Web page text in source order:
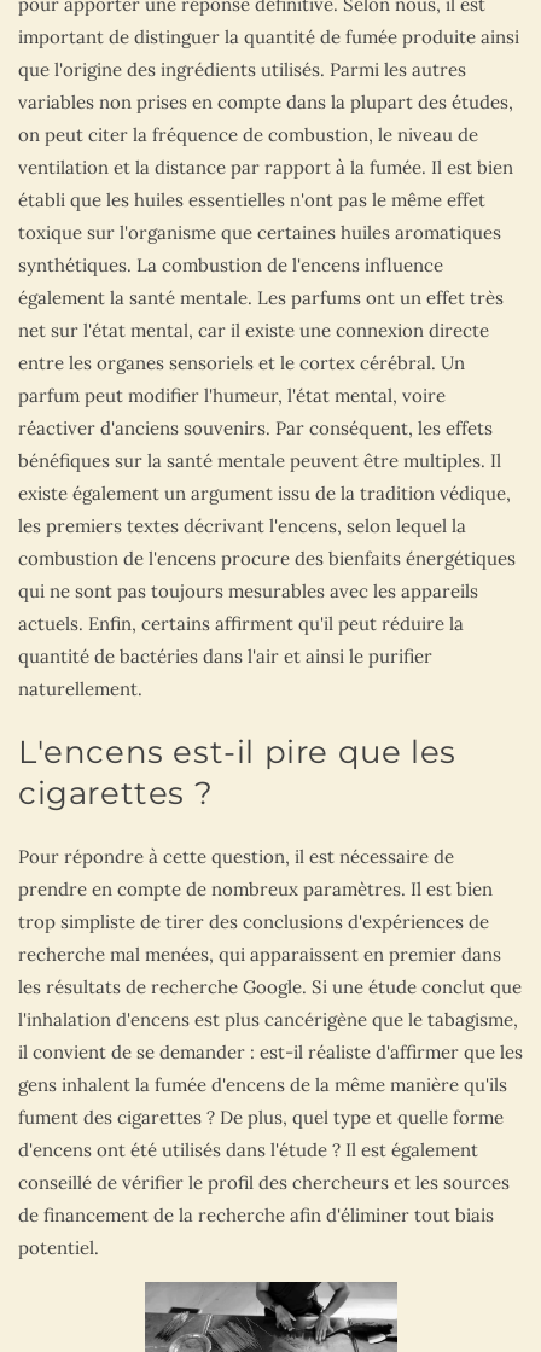
important de distinguer la quantité de fumée produite ainsi
que l'origine des ingrédients utilisés. Parmi les autres
variables non prises en compte dans la plupart des études,
on peut citer la fréquence de combustion, le niveau de
ventilation et la distance par rapport à la fumée. Il est bien
établi que les huiles essentielles n'ont pas le même effet
toxique sur l'organisme que certaines huiles aromatiques
synthétiques. La combustion de l'encens influence
également la santé mentale. Les parfums ont un effet très
net sur l'état mental, car il existe une connexion directe
entre les organes sensoriels et le cortex cérébral. Un
parfum peut modifier l'humeur, l'état mental, voire
réactiver d'anciens souvenirs. Par conséquent, les effets
bénéfiques sur la santé mentale peuvent être multiples. Il
existe également un argument issu de la tradition védique,
les premiers textes décrivant l'encens, selon lequel la
combustion de l'encens procure des bienfaits énergétiques
qui ne sont pas toujours mesurables avec les appareils
actuels. Enfin, certains affirment qu'il peut réduire la
quantité de bactéries dans l'air et ainsi le purifier
naturellement.
L'encens est-il pire que les
cigarettes ?
Pour répondre à cette question, il est nécessaire de
prendre en compte de nombreux paramètres. Il est bien
trop simpliste de tirer des conclusions d'expériences de
recherche mal menées, qui apparaissent en premier dans
les résultats de recherche Google. Si une étude conclut que
l'inhalation d'encens est plus cancérigène que le tabagisme,
il convient de se demander : est-il réaliste d'affirmer que les
gens inhalent la fumée d'encens de la même manière qu'ils
fument des cigarettes ? De plus, quel type et quelle forme
d'encens ont été utilisés dans l'étude ? Il est également
conseillé de vérifier le profil des chercheurs et les sources
de financement de la recherche afin d'éliminer tout biais
potentiel.